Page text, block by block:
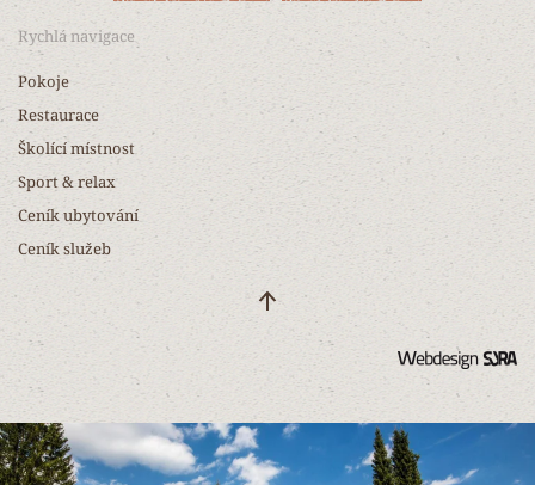
Rychlá navigace
Pokoje
Restaurace
Školící místnost
Sport & relax
Ceník ubytování
Ceník služeb